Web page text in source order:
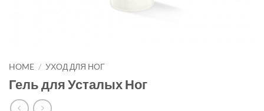
HOME / УХОД ДЛЯ НОГ
Гель для Усталых Ног